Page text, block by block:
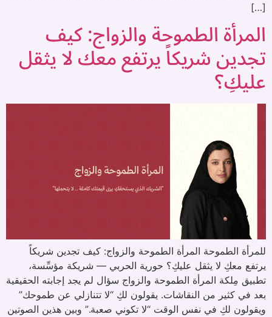
[…]
المرأة الطموحة والزواج: كيف
تجدين شريكاً يرتفع معك لا يثقل
عليكِ؟
للمرأة الطموحة المرأة الطموحة والزواج: كيف تجدين شريكاً
يرتفع معكِ لا يثقل عليكِ؟ حورية الحربي — شريكة مؤسِّسة،
تطبيق مِلكة المرأة الطموحة والزواج سؤال لم يجد إجابته الحقيقية
بعد في كثير من النقاشات. يقولون لكِ “لا تتنازلي عن طموحك”
ويقولون لكِ في نفس الوقت “لا تكوني صعبة.” وبين هذين الصوتين